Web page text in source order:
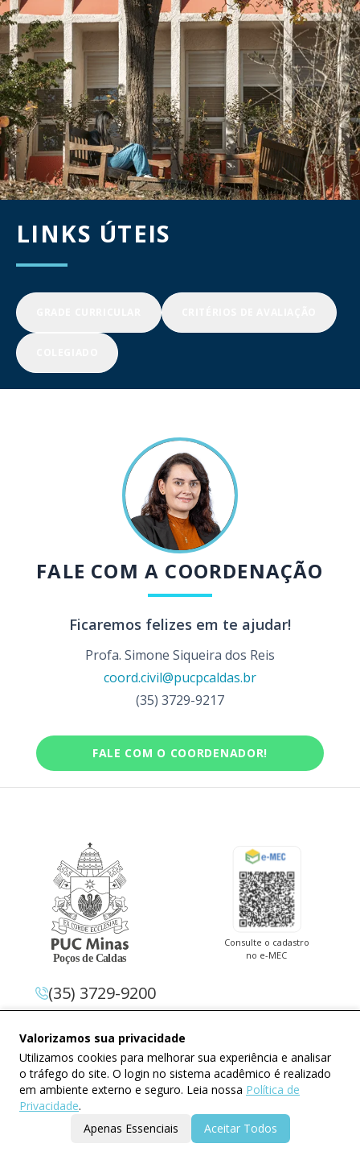
LINKS ÚTEIS
FALE COM A COORDENAÇÃO
Ficaremos felizes em te ajudar!
Profa. Simone Siqueira dos Reis
coord.civil@pucpcaldas.br
(35) 3729-9217
FALE COM O COORDENADOR!
Valorizamos sua privacidade
Utilizamos cookies para melhorar sua experiência e analisar
o tráfego do site. O login no sistema acadêmico é realizado
em ambiente externo e seguro. Leia nossa Política de
Privacidade.
Apenas Essenciais
Aceitar Todos
Consulte o cadastro
no e-MEC
(35) 3729-9200
Jardim Country Club 37.714-620 –
Poços De Caldas – Minas Gerais